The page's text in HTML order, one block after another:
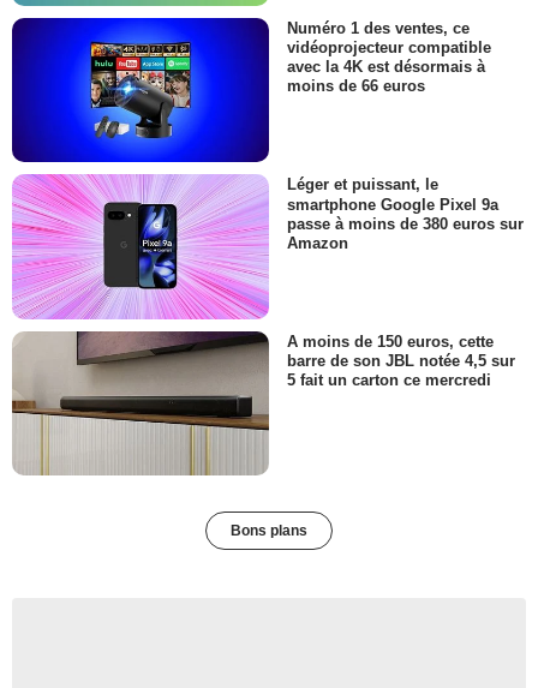
Numéro 1 des ventes, ce
vidéoprojecteur compatible
avec la 4K est désormais à
moins de 66 euros
Léger et puissant, le
smartphone Google Pixel 9a
passe à moins de 380 euros sur
Amazon
A moins de 150 euros, cette
barre de son JBL notée 4,5 sur
5 fait un carton ce mercredi
Bons plans